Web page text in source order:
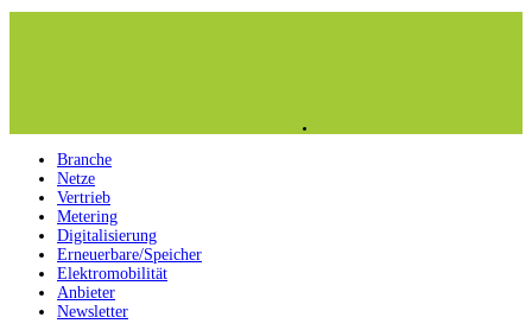
Branche
Netze
Vertrieb
Metering
Digitalisierung
Erneuerbare/Speicher
Elektromobilität
Anbieter
Newsletter